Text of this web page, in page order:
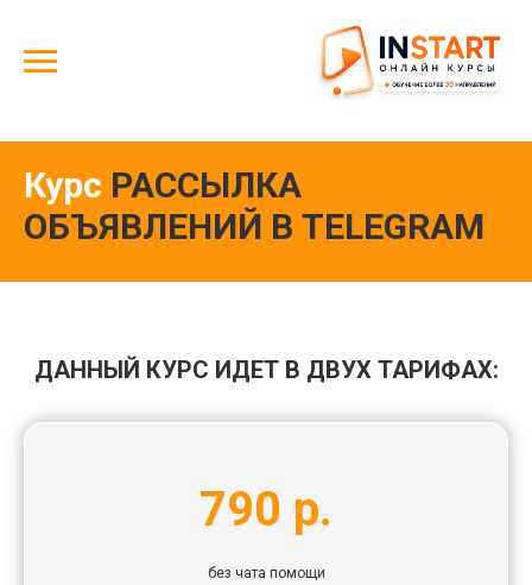
Курс РАССЫЛКА
ОБЪЯВЛЕНИЙ В TELEGRAM
ДАННЫЙ КУРС ИДЕТ В ДВУХ ТАРИФАХ:
790 р.
без чата помощи